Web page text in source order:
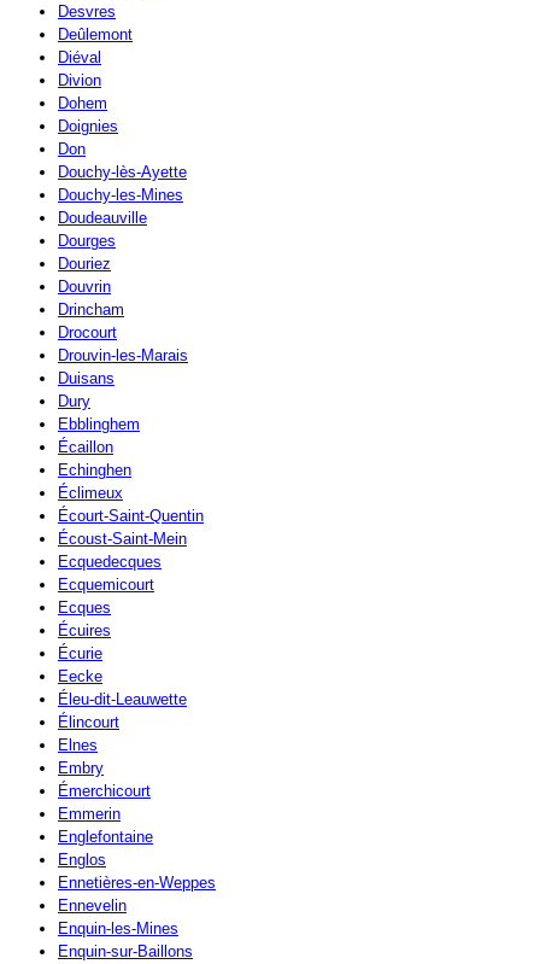
Desvres
Deûlemont
Diéval
Divion
Dohem
Doignies
Don
Douchy-lès-Ayette
Douchy-les-Mines
Doudeauville
Dourges
Douriez
Douvrin
Drincham
Drocourt
Drouvin-les-Marais
Duisans
Dury
Ebblinghem
Écaillon
Echinghen
Éclimeux
Écourt-Saint-Quentin
Écoust-Saint-Mein
Ecquedecques
Ecquemicourt
Ecques
Écuires
Écurie
Eecke
Éleu-dit-Leauwette
Élincourt
Elnes
Embry
Émerchicourt
Emmerin
Englefontaine
Englos
Ennetières-en-Weppes
Ennevelin
Enquin-les-Mines
Enquin-sur-Baillons